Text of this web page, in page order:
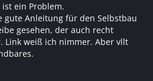
ein Problem.
gute Anleitung für den Selbstbau
gesehen, der auch recht
Link weiß ich nimmer. Aber vllt